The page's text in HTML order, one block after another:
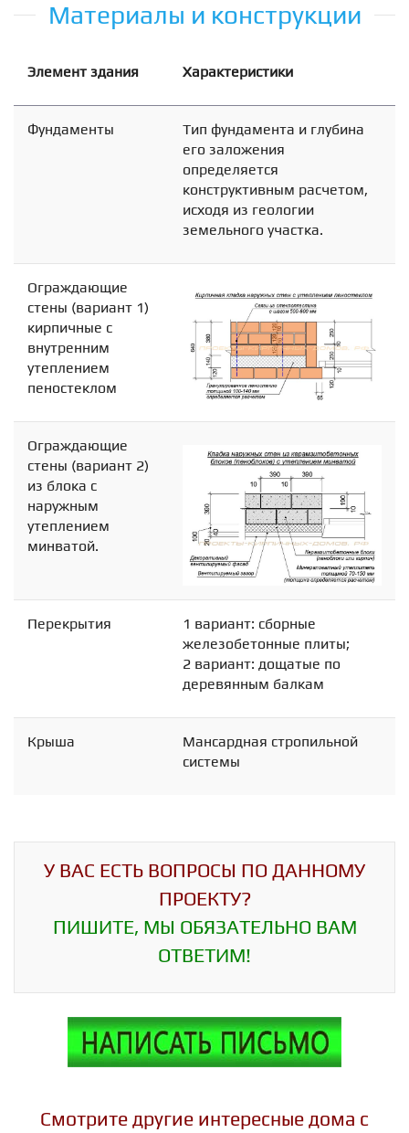
Материалы и конструкции
Элемент здания Характеристики
Фундаменты
Тип фундамента и глубина
его заложения
определяется
конструктивным расчетом,
исходя из геологии
земельного участка.
Ограждающие
стены (вариант 1)
кирпичные с
внутренним
утеплением
пеностеклом
Ограждающие
стены (вариант 2)
из блока с
наружным
утеплением
минватой.
Перекрытия
1 вариант: сборные
железобетонные плиты;
2 вариант: дощатые по
деревянным балкам
Крыша
Мансардная стропильной
системы
У ВАС ЕСТЬ ВОПРОСЫ ПО ДАННОМУ
ПРОЕКТУ?
ПИШИТЕ, МЫ ОБЯЗАТЕЛЬНО ВАМ
ОТВЕТИМ!
Смотрите другие интересные дома с